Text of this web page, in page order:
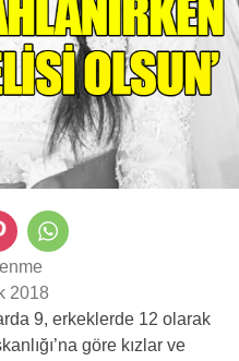
2018
9, erkeklerde 12 olarak
göre kızlar ve